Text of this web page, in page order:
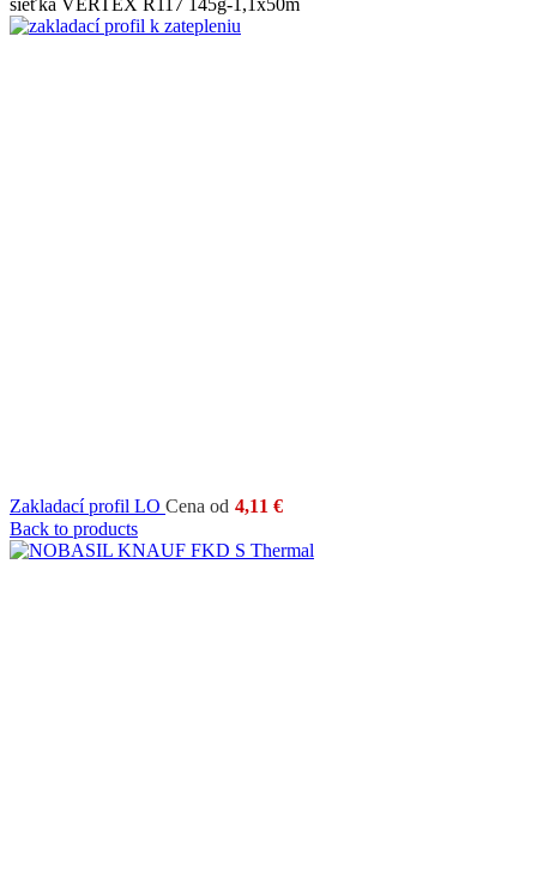
sieťka VERTEX R117 145g-1,1x50m
Zakladací profil LO Cena od 4,11 €
Back to products